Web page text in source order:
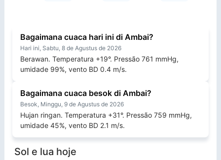
Bagaimana cuaca hari ini di Ambai?
Hari ini, Sabtu, 8 de Agustus de 2026
Berawan. Temperatura +19°. Pressão 761 mmHg,
umidade 99%, vento BD 0.4 m/s.
Bagaimana cuaca besok di Ambai?
Besok, Minggu, 9 de Agustus de 2026
Hujan ringan. Temperatura +31°. Pressão 759 mmHg,
umidade 45%, vento BD 2.1 m/s.
Sol e lua hoje